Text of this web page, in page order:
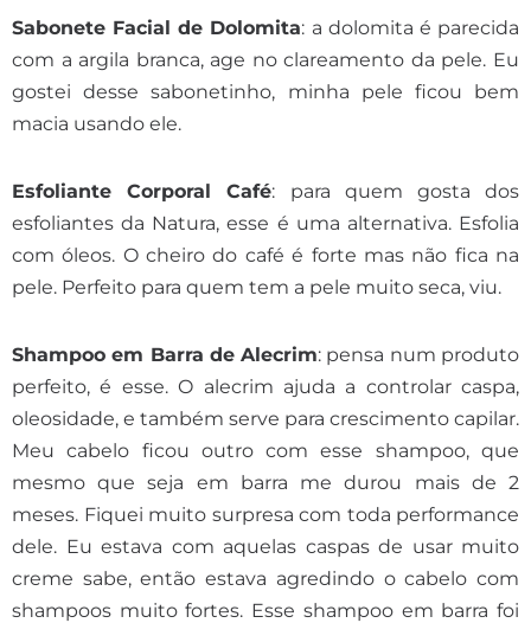
Sabonete Facial de Dolomita: a dolomita é parecida
com a argila branca, age no clareamento da pele. Eu
gostei desse sabonetinho, minha pele ficou bem
macia usando ele.
Esfoliante Corporal Café: para quem gosta dos
esfoliantes da Natura, esse é uma alternativa. Esfolia
com óleos. O cheiro do café é forte mas não fica na
pele. Perfeito para quem tem a pele muito seca, viu.
Shampoo em Barra de Alecrim: pensa num produto
perfeito, é esse. O alecrim ajuda a controlar caspa,
oleosidade, e também serve para crescimento capilar.
Meu cabelo ficou outro com esse shampoo, que
mesmo que seja em barra me durou mais de 2
meses. Fiquei muito surpresa com toda performance
dele. Eu estava com aquelas caspas de usar muito
creme sabe, então estava agredindo o cabelo com
shampoos muito fortes. Esse shampoo em barra foi